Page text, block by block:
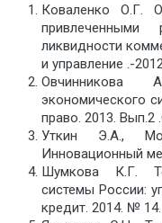
Коваленко О.Г.
ликвидности
и управление .-
Овчинникова
экономического
право. 2013. Вып.2
Уткин Э.А.,
Инновационный
Шумкова К.Г.
системы России:
кредит. 2014. № 14.